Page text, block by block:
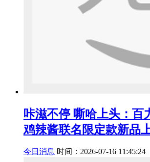
咔滋不停 嘶哈上头：百
鸡辣酱联名限定款新品
今日消息 时间：2026-07-16 11:45:24